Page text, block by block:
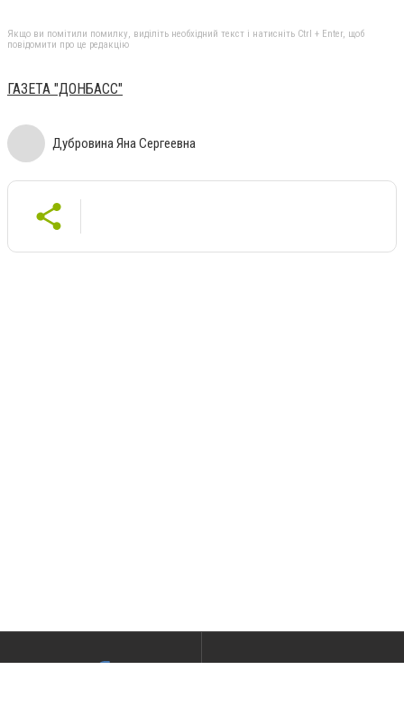
Якщо ви помітили помилку, виділіть необхідний текст і натисніть Ctrl + Enter, щоб
повідомити про це редакцію
ГАЗЕТА "ДОНБАСС"
Дубровина Яна Сергеевна